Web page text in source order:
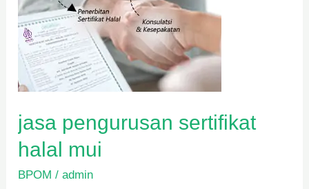
jasa pengurusan sertifikat
halal mui
BPOM /admin